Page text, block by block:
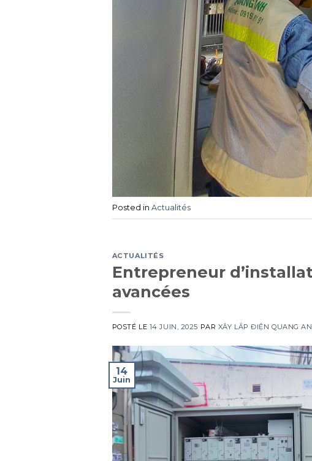
Posted in Actualités
ACTUALITÉS
Entrepreneur
avancées
POSTÉ LE 14 JUIN, 2025 PAR XÂY LẮP ĐIỆN QUANG
14
Juin